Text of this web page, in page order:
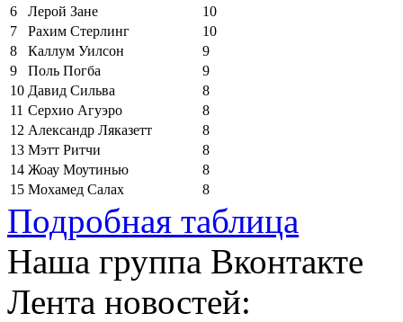
6
Лерой Зане
10
7
Рахим Стерлинг
10
8
Каллум Уилсон
9
9
Поль Погба
9
10 Давид Сильва
8
11 Серхио Агуэро
8
12 Александр Ляказетт
8
13 Мэтт Ритчи
8
14 Жоау Моутинью
8
15 Мохамед Салах 8
Подробная таблица
Наша группа Вконтакте
Лента новостей: